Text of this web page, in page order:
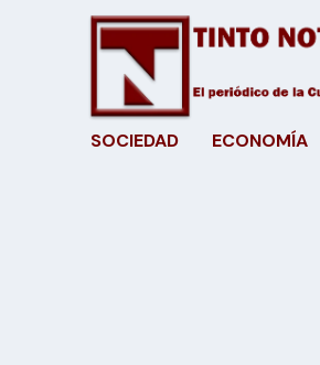
SOCIEDAD ECONOMÍA